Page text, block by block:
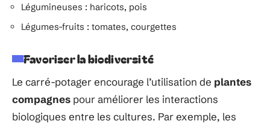
Légumineuses : haricots, pois
Légumes-fruits : tomates, courgettes
Favoriser la biodiversité
Le carré-potager encourage l’utilisation de plantes
compagnes pour améliorer les interactions
biologiques entre les cultures. Par exemple, les